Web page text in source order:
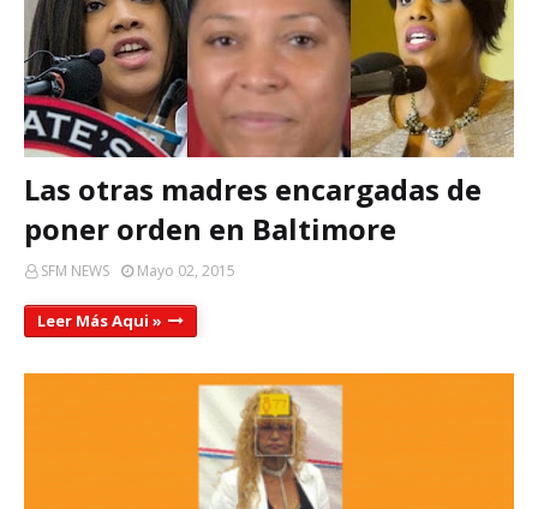
Las otras madres encargadas de
poner orden en Baltimore
SFM NEWS Mayo 02, 2015
Leer Más Aqui »